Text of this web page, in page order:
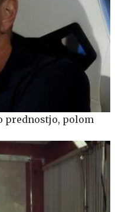
prednostjo, polom